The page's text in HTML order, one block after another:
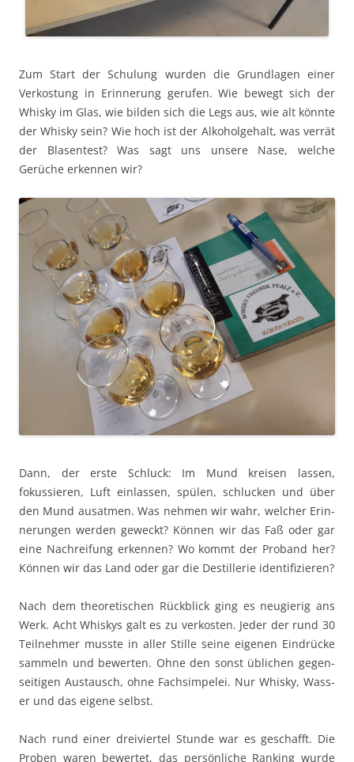
Zum Start der Schu­lung wur­den die Grund­la­gen ein­er
Verkos­tung in Erin­nerung gerufen. Wie bewegt sich der
Whisky im Glas, wie bilden sich die Legs aus, wie alt kön­nte
der Whisky sein? Wie hoch ist der Alko­hol­ge­halt, was ver­rät
der Blasen­test? Was sagt uns unsere Nase, welche
Gerüche erken­nen wir?
Dann, der erste Schluck: Im Mund kreisen lassen,
fokussieren, Luft ein­lassen, spülen, schluck­en und über
den Mund ausat­men. Was nehmen wir wahr, welch­er Erin­
nerun­gen wer­den geweckt? Kön­nen wir das Faß oder gar
eine Nachrei­fung erken­nen? Wo kommt der Proband her?
Kön­nen wir das Land oder gar die Des­til­lerie identifizieren?
Nach dem the­o­retis­chen Rück­blick ging es neugierig ans
Werk. Acht Whiskys galt es zu verkosten. Jed­er der rund 30
Teil­nehmer musste in aller Stille seine eige­nen Ein­drücke
sam­meln und bew­erten. Ohne den son­st üblichen gegen­
seit­i­gen Aus­tausch, ohne Fach­sim­pelei. Nur Whisky, Wass­
er und das eigene selbst.
Nach rund ein­er dreivier­tel Stunde war es geschafft. Die
Proben waren bew­ertet, das per­sön­liche Rank­ing wurde